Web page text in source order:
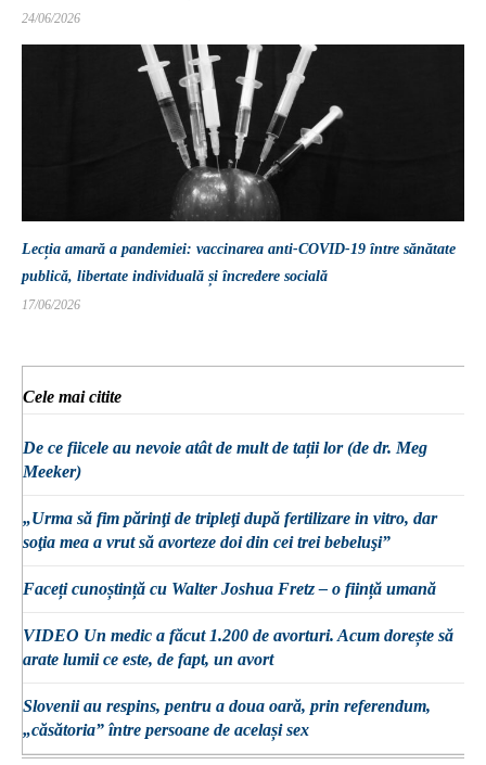
24/06/2026
Lecția amară a pandemiei: vaccinarea anti-COVID-19 între sănătate
publică, libertate individuală și încredere socială
17/06/2026
Cele mai citite
De ce fiicele au nevoie atât de mult de tații lor (de dr. Meg
Meeker)
„Urma să fim părinţi de tripleţi după fertilizare in vitro, dar
soţia mea a vrut să avorteze doi din cei trei bebeluşi”
Faceți cunoștință cu Walter Joshua Fretz – o ființă umană
VIDEO Un medic a făcut 1.200 de avorturi. Acum dorește să
arate lumii ce este, de fapt, un avort
Slovenii au respins, pentru a doua oară, prin referendum,
„căsătoria” între persoane de același sex